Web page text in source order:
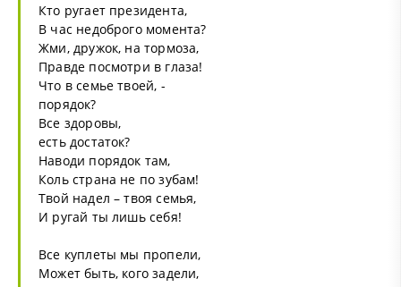
Кто ругает президента,
В час недоброго момента?
Жми, дружок, на тормоза,
Правде посмотри в глаза!
Что в семье твоей, -
порядок?
Все здоровы,
есть достаток?
Наводи порядок там,
Коль страна не по зубам!
Твой надел – твоя семья,
И ругай ты лишь себя!
Все куплеты мы пропели,
Может быть, кого задели,